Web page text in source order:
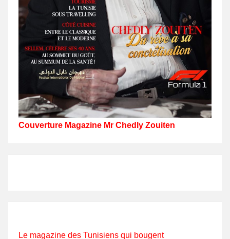
Couverture Magazine Mr Chedly Zouiten
Le magazine des Tunisiens qui bougent